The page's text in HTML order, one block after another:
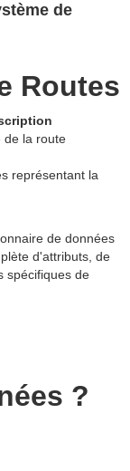
de
Routes
de la route
représentant la
de données
d'attributs, de
spécifiques de
?